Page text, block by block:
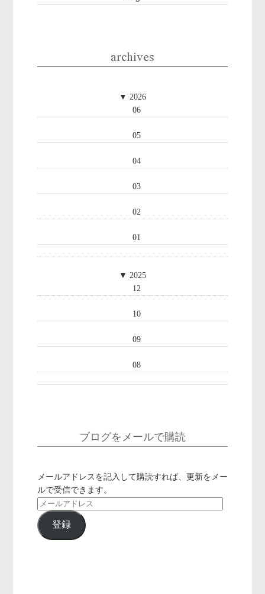
archives
▼ 2026
06
05
04
03
02
01
▼ 2025
12
10
09
08
ブログをメールで購読
メールアドレスを記入して購読すれば、更新をメー
ルで受信できます。
メ
ー
ル
登録